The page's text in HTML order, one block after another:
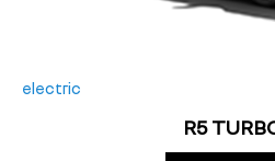
electric
R5